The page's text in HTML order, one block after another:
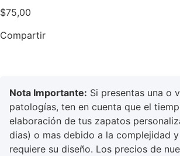
$75,00
Compartir
Nota Importante: Si presentas una o
patologías, ten en cuenta que el
elaboración de tus zapatos
dias) o mas debido a la complejidad
requiere su diseño. Los precios de